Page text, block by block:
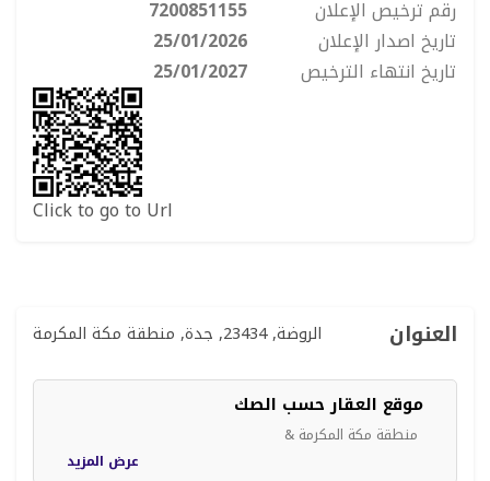
رقم ترخيص الإعلان
7200851155
تاريخ اصدار الإعلان
25/01/2026
تاريخ انتهاء الترخيص
25/01/2027
Click to go to Url
العنوان الروضة, 23434, جدة, منطقة مكة المكرمة
موقع العقار حسب الصك
منطقة مكة المكرمة &
عرض المزيد